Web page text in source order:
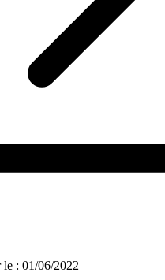
le : 01/06/2022